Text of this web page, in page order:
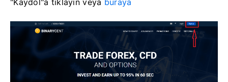
"Kaydol"a tıklayın veya buraya